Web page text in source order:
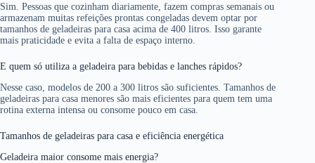
Sim. Pessoas que cozinham diariamente, fazem compras semanais ou
armazenam muitas refeições prontas congeladas devem optar por
tamanhos de geladeiras para casa acima de 400 litros. Isso garante
mais praticidade e evita a falta de espaço interno.
E quem só utiliza a geladeira para bebidas e lanches rápidos?
Nesse caso, modelos de 200 a 300 litros são suficientes. Tamanhos de
geladeiras para casa menores são mais eficientes para quem tem uma
rotina externa intensa ou consome pouco em casa.
Tamanhos de geladeiras para casa e eficiência energética
Geladeira maior consome mais energia?